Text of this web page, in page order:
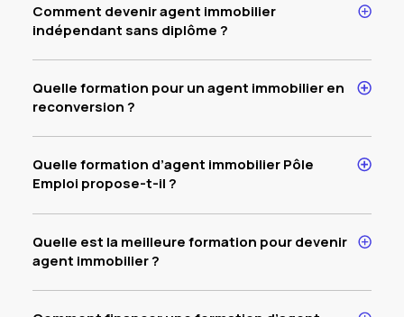
Comment devenir agent immobilier
indépendant sans diplôme ?
Quelle formation pour un agent immobilier en
reconversion ?
Quelle formation d’agent immobilier Pôle
Emploi propose-t-il ?
Quelle est la meilleure formation pour devenir
agent immobilier ?